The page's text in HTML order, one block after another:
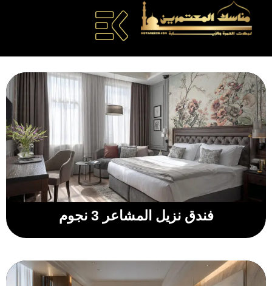
فندق نزيل المشاعر 3 نجوم